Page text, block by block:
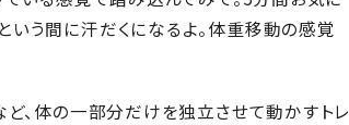
いう間に汗だくになるよ。体重移動の感覚
ど、体の一部分だけを独立させて動かすトレ